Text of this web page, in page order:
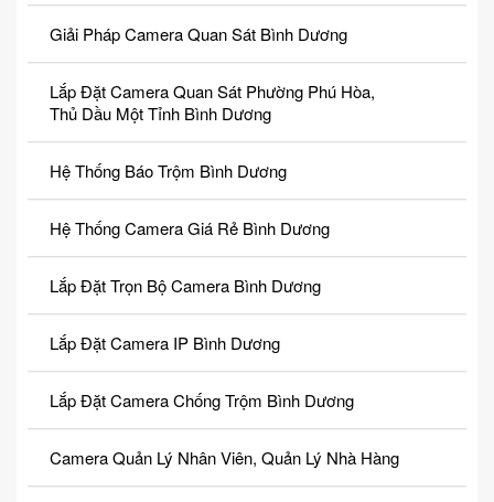
Giải Pháp Camera Quan Sát Bình Dương
Lắp Đặt Camera Quan Sát Phường Phú Hòa,
Thủ Dầu Một Tỉnh Bình Dương
Hệ Thống Báo Trộm Bình Dương
Hệ Thống Camera Giá Rẻ Bình Dương
Lắp Đặt Trọn Bộ Camera Bình Dương
Lắp Đặt Camera IP Bình Dương
Lắp Đặt Camera Chống Trộm Bình Dương
Camera Quản Lý Nhân Viên, Quản Lý Nhà Hàng